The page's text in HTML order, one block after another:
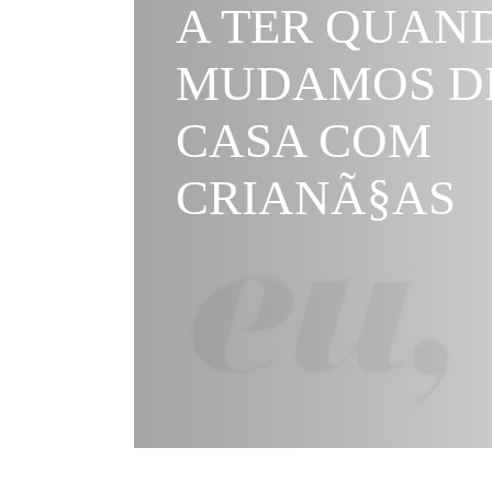
A TER
MUDAMOS
CASA COM
CRIANÃ§AS